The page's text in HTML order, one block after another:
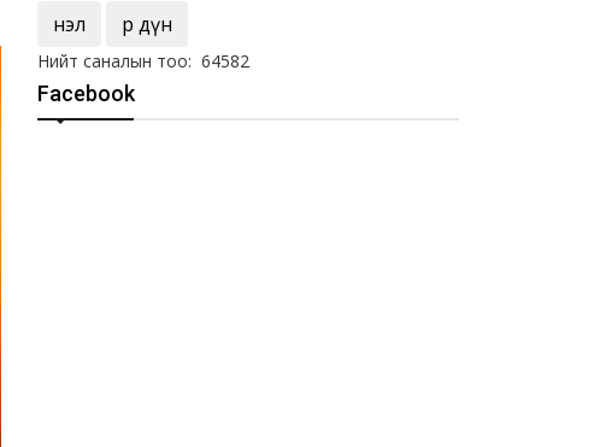
Үнэл Үр дүн
Нийт саналын тоо: 64582
Facebook